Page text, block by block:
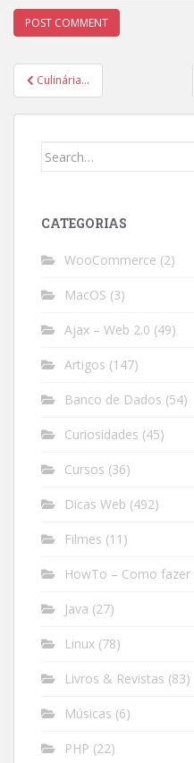
Post
navigation
Culinária…
Search
CATEGORIAS
WooCommerce (2)
MacOS (3)
Ajax – Web 2.0 (49)
Artigos (147)
Banco de Dados (54)
Curiosidades (45)
Cursos (36)
Dicas Web (492)
Filmes (11)
HowTo – Como fazer
Java (27)
Linux (78)
Livros & Revistas (83)
Músicas (6)
PHP (22)